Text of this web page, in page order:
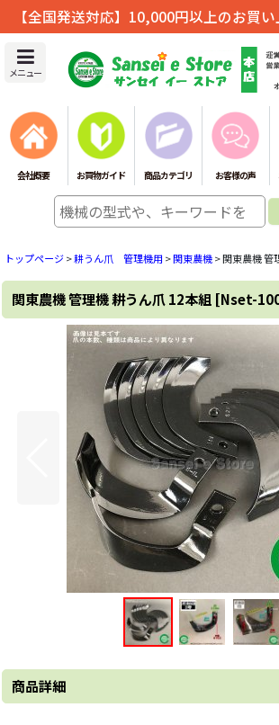
【全国発送対応】10,000円以上のお買
メニュー
会社概要 お買物ガイド 商品カテゴリ お客様の声
トップページ>耕うん爪 管理機用 >関東農機>関東農機 管
関東農機 管理機 耕うん爪 12本組 [Nset-
商品詳細